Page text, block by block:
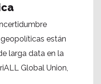
están
larga data en la
Global Union,